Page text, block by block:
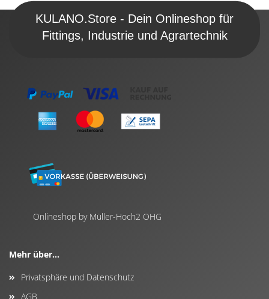
KULANO.Store - Dein Onlineshop für
Fittings, Industrie und Agrartechnik
Onlineshop by Müller-Hoch2 OHG
Mehr über...
Privatsphäre und Datenschutz
AGB